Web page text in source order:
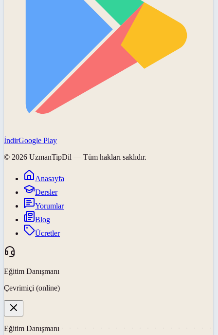
İndirGoogle Play
© 2026 UzmanTipDil — Tüm hakları saklıdır.
Anasayfa
Dersler
Yorumlar
Blog
Ücretler
Eğitim Danışmanı
Çevrimiçi (online)
Eğitim Danışmanı